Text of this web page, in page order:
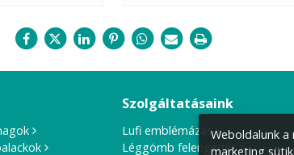
Szolgáltatásaink
Lufi emblémázás
Léggömb felengedés
Weboldalunk
marketing